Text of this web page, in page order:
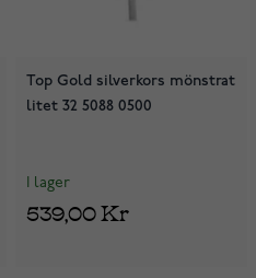
Top Gold silverkors mönstrat
litet 32 5088 0500
I lager
539,00 Kr